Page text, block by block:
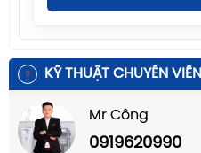
KỸ THUẬT CHUYÊN VIÊN
Mr Công
0919620990